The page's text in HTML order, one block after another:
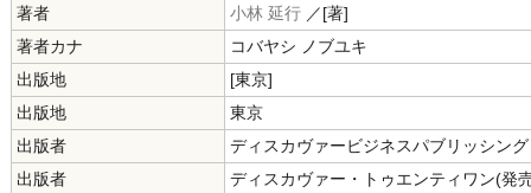
著者
小林 延行 ／[著]
著者カナ
コバヤシ ノブユキ
出版地
[東京]
出版地
東京
出版者
ディスカヴァービジネスパブリッシング
出版者
ディスカヴァー・トゥエンティワン(発